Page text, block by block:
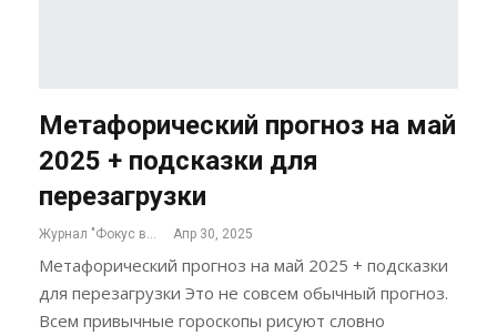
Метафорический прогноз на май
2025 + подсказки для
перезагрузки
Журнал "Фокус внимания" Апр 30, 2025
Метафорический прогноз на май 2025 + подсказки
для перезагрузки Это не совсем обычный прогноз.
Всем привычные гороскопы рисуют словно